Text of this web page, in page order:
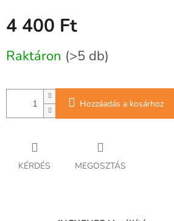
4 400 Ft
Raktáron (>5 db)
Hozzáadás a kosárhoz
KÉRDÉS MEGOSZTÁS